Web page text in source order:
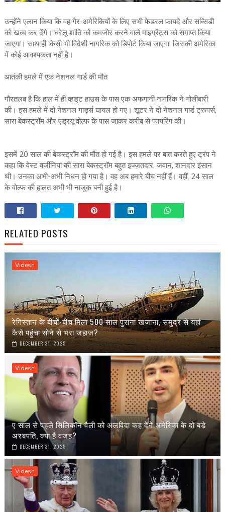
उन्होंने एलान किया कि वह गैर-अमेरिकियों के लिए सभी फेडरल फायदे और सब्सिडी
को खत्म कर देंगे। घरेलू शांति को कमजोर करने वाले माइग्रेंट्स को समाप्त किया
जाएगा। साथ ही किसी भी विदेशी नागरिक को डिपोर्ट किया जाएगा, जिसकी अमेरिका
में कोई आवश्यकता नहीं है।
आतंकी हमले में एक नेशनल गार्ड की मौत
गौरतलब है कि हाल में ही व्हाइट हाउस के पास एक अफगानी नागरिक ने गोलीबारी
की। इस हमले में दो नेशनल गार्ड्स घायल हो गए। शूटर ने दो नेशनल गार्ड ट्रूपर्स,
सारा बेकस्ट्रॉम और एंड्रयू वोल्फ के पास जाकर करीब से फायरिंग की।
इसमें 20 साल की बेकस्ट्रॉम की मौत हो गई है। इस हमले पर बात करते हुए ट्रंप ने
कहा कि वेस्ट वर्जीनिया की सारा बेकस्ट्रॉम बहुत इज्ज़तदार, जवान, शानदार इंसान
थी। उनका अभी-अभी निधन हो गया है। वह अब हमारे बीच नहीं हैं। वहीं, 24 साल
के वोल्फ की हालत अभी भी नाजुक बनी हुई है।
RELATED POSTS
Videsh
रेगिस्तान के बीचों-बीच मिला 500 साल पुराना खजाना, समुद्र से यहां
कैसे पहुंचा सोने से भरा जहाज?
DECEMBER 31, 2025
Videsh
ए साल से पहले सिलिकॉन वैली को अलविदा कह देंगे अमेरिका के दो बड़े
अरबपति, क्या है वजह?
DECEMBER 31, 2025
Videsh